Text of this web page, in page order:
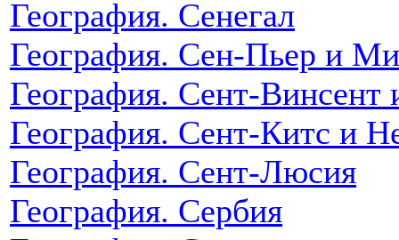
География. Сенегал
География. Сен-Пьер и
География. Сент-Винсент
География. Сент-Китс и
География. Сент-Люсия
География. Сербия